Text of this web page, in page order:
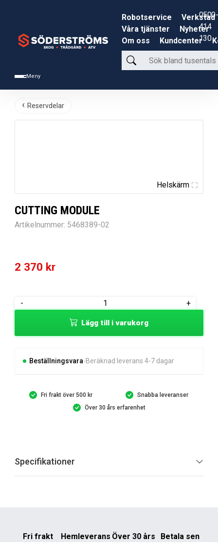
Meny
Robotservice
Verkstad
Våra tjänster
Nyheter
Om oss
Kundcenter
Sök
bland
produkter
0500-
414
130
Reservdelar
Helskärm
CUTTING MODULE
Artikelnummer: 5468389-02
2 370 kr
-
CUTTING
+
Lägg till i varukorg
Beställningsvara Beräknad leverans 4-7 dagar
Fri frakt över 500 kr
Snabba leveranser
Över 30 års erfarenhet
Specifikationer
Fri frakt Hemleverans Över 30 års
Betala sen